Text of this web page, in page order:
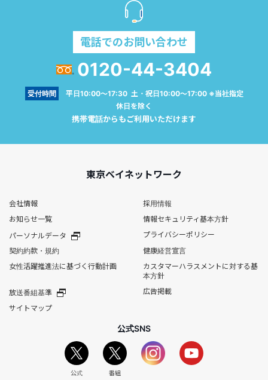
電話でのお問い合わせ
0120-44-3404
受付時間
平日10:00～17:30 土・祝日10:00～17:00 ※当社指定
休日を除く
携帯電話からもご利用いただけます
東京ベイネットワーク
会社情報
採用情報
お知らせ一覧
情報セキュリティ基本方針
パーソナルデータ
プライバシーポリシー
契約約款・規約
健康経営宣言
女性活躍推進法に基づく行動計画
カスタマーハラスメントに対する基
本方針
放送番組基準
広告掲載
サイトマップ
公式SNS
公式 番組